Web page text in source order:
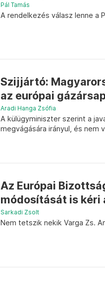
Pál Tamás
A rendelkezés válasz lenne a
Szijjártó:
az európai
Aradi Hanga Zsófia
A külügyminiszter szerint a
megvágására irányul, és nem
Az Európai
módosítását is kéri
Sarkadi Zsolt
Nem tetszik nekik Varga Zs.